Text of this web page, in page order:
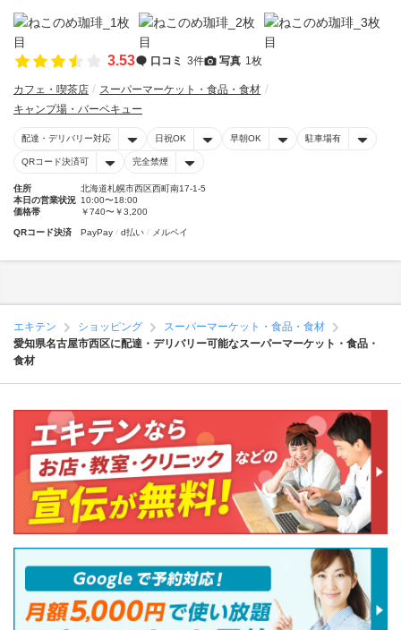
3.53 口コミ 3件 写真 1枚
カフェ・喫茶店
スーパーマーケット・食品・食材
キャンプ場・バーベキュー
配達・デリバリー対応 日祝OK 早朝OK 駐車場有
QRコード決済可 完全禁煙
住所
北海道札幌市西区西町南17-1-5
本日の営業状況 10:00〜18:00
価格帯
￥740〜￥3,200
QRコード決済 PayPay d払い メルペイ
エキテン ショッピング
スーパーマーケット・食品・食材
愛知県名古屋市西区に配達・デリバリー可能なスーパーマーケット・食品・
食材